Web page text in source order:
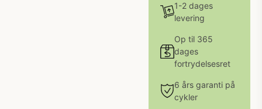
1-2 dages
levering
Op til 365
dages
fortrydelsesret
6 års garanti på
cykler